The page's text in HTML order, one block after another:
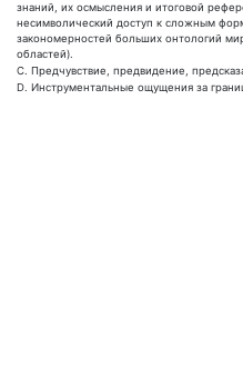
знаний, их осмысления и итоговой
несимволический доступ к сложным
закономерностей больших онтологий
областей).
C. Предчувствие, предвидение,
D. Инструментальные ощущения за